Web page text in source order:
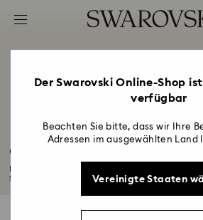
Liste Tastaturkürzel
2 - Footer
4 - Suchergebnisse
Geschenke zum 4.
Sie...
Der Swarovski Online-Shop
verfügbar
Beachten Sie bitte, dass wir Ihre
Adressen im ausgewählten Land
Vereinigte Staaten